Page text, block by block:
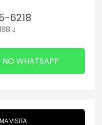
6218
J
WHATSAPP
VISITA